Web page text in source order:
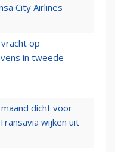
City Airlines
op
in tweede
dicht voor
wijken uit